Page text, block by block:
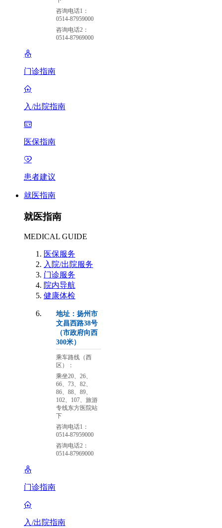
咨询电话1：
0514-87959000
咨询电话2：
0514-87969000
门诊指南
入/出院指南
医保指南
患者建议
就医指南
就医指南
MEDICAL GUIDE
医保服务
入院/出院服务
门诊服务
院内导航
健康体检
地址：扬州市
文昌西路38号
（市政府向西
300米）
乘车路线（西
区）：
乘坐20、26、
66、73、82、
86、88、89、
102、107、旅游
专线东方医院站
下
咨询电话1：
0514-87959000
咨询电话2：
0514-87969000
门诊指南
入/出院指南